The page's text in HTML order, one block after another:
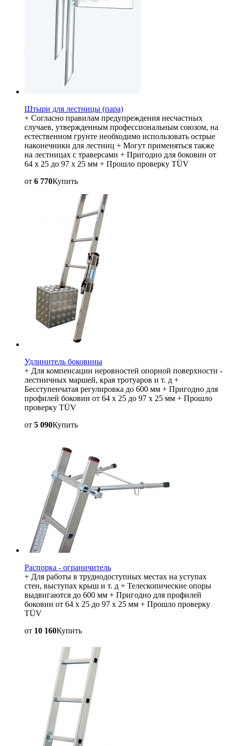
Штыри для лестницы (пара)
+ Согласно правилам предупреждения несчастных
случаев, утвержденным профессиональным союзом, на
естественном грунте необходимо использовать острые
наконечники для лестниц + Могут применяться также
на лестницах с траверсами + Пригодно для боковин от
64 x 25 до 97 x 25 мм + Прошло проверку TÜV
от 6 770Купить
Удлинитель боковины
+ Для компенсации неровностей опорной поверхности -
лестничных маршей, края тротуаров и т. д +
Бесступенчатая регулировка до 600 мм + Пригодно для
профилей боковин от 64 x 25 до 97 x 25 мм + Прошло
проверку TÜV
от 5 090Купить
Распорка - ограничитель
+ Для работы в труднодоступных местах на уступах
стен, выступах крыш и т. д + Телескопические опоры
выдвигаются до 600 мм + Пригодно для профилей
боковин от 64 x 25 до 97 x 25 мм + Прошло проверку
TÜV
от 10 160Купить